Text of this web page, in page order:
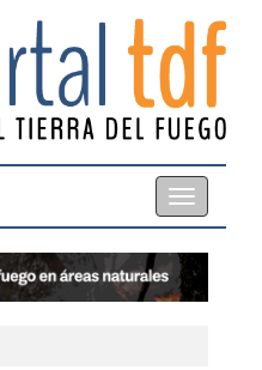
Toggle
navigation